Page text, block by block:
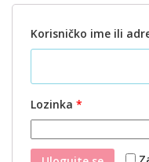
Korisničko ime ili
Lozinka *